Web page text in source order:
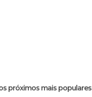
próximos mais populares